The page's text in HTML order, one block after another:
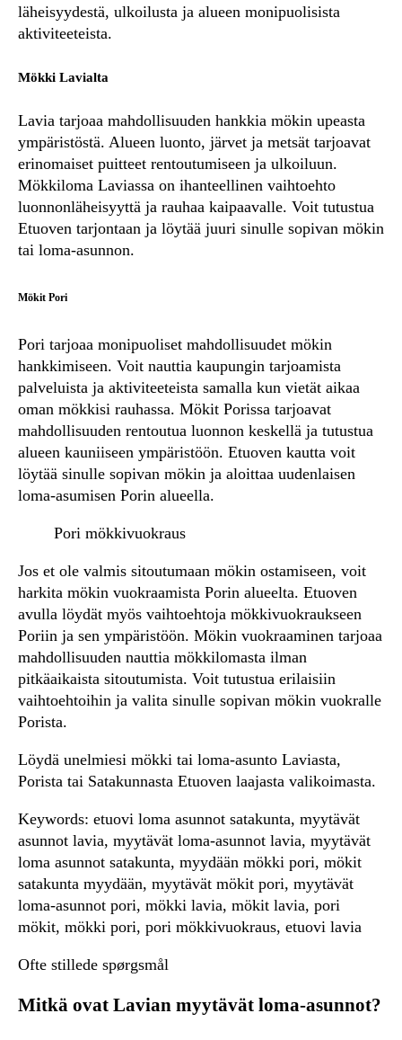
läheisyydestä, ulkoilusta ja alueen monipuolisista
aktiviteeteista.
Mökki Lavialta
Lavia tarjoaa mahdollisuuden hankkia mökin upeasta
ympäristöstä. Alueen luonto, järvet ja metsät tarjoavat
erinomaiset puitteet rentoutumiseen ja ulkoiluun.
Mökkiloma Laviassa on ihanteellinen vaihtoehto
luonnonläheisyyttä ja rauhaa kaipaavalle. Voit tutustua
Etuoven tarjontaan ja löytää juuri sinulle sopivan mökin
tai loma-asunnon.
Mökit Pori
Pori tarjoaa monipuoliset mahdollisuudet mökin
hankkimiseen. Voit nauttia kaupungin tarjoamista
palveluista ja aktiviteeteista samalla kun vietät aikaa
oman mökkisi rauhassa. Mökit Porissa tarjoavat
mahdollisuuden rentoutua luonnon keskellä ja tutustua
alueen kauniiseen ympäristöön. Etuoven kautta voit
löytää sinulle sopivan mökin ja aloittaa uudenlaisen
loma-asumisen Porin alueella.
Pori mökkivuokraus
Jos et ole valmis sitoutumaan mökin ostamiseen, voit
harkita mökin vuokraamista Porin alueelta. Etuoven
avulla löydät myös vaihtoehtoja mökkivuokraukseen
Poriin ja sen ympäristöön. Mökin vuokraaminen tarjoaa
mahdollisuuden nauttia mökkilomasta ilman
pitkäaikaista sitoutumista. Voit tutustua erilaisiin
vaihtoehtoihin ja valita sinulle sopivan mökin vuokralle
Porista.
Löydä unelmiesi mökki tai loma-asunto Laviasta,
Porista tai Satakunnasta Etuoven laajasta valikoimasta.
Keywords: etuovi loma asunnot satakunta, myytävät
asunnot lavia, myytävät loma-asunnot lavia, myytävät
loma asunnot satakunta, myydään mökki pori, mökit
satakunta myydään, myytävät mökit pori, myytävät
loma-asunnot pori, mökki lavia, mökit lavia, pori
mökit, mökki pori, pori mökkivuokraus, etuovi lavia
Ofte stillede spørgsmål
Mitkä ovat Lavian myytävät loma-asunnot?